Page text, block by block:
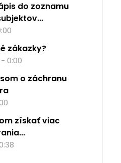
do zoznamu
zákazky?
0:00
o záchranu
získať viac